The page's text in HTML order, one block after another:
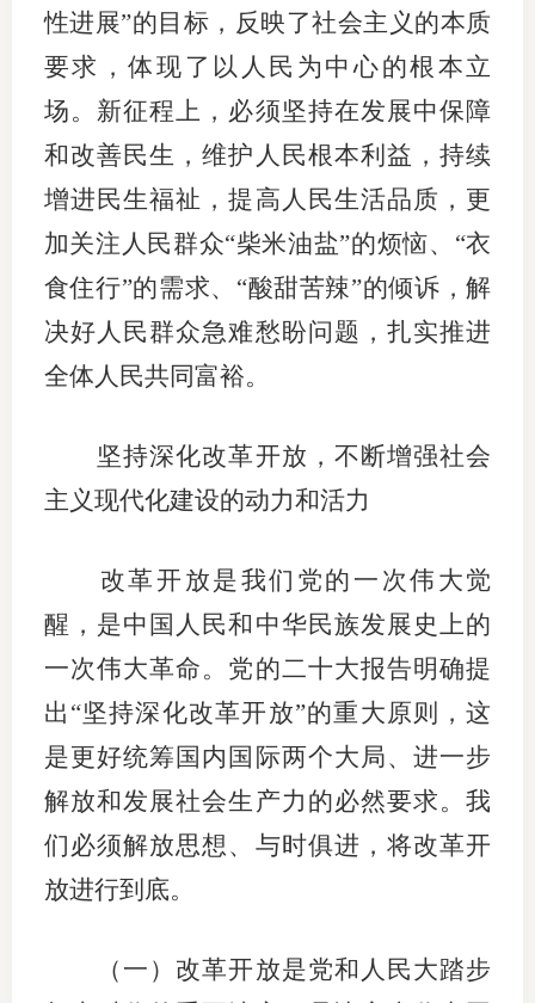
性进展”的目标，反映了社会主义的本质
要求，体现了以人民为中心的根本立
场。新征程上，必须坚持在发展中保障
和改善民生，维护人民根本利益，持续
增进民生福祉，提高人民生活品质，更
加关注人民群众“柴米油盐”的烦恼、“衣
食住行”的需求、“酸甜苦辣”的倾诉，解
决好人民群众急难愁盼问题，扎实推进
全体人民共同富裕。
坚持深化改革开放，不断增强社会
主义现代化建设的动力和活力
改革开放是我们党的一次伟大觉
醒，是中国人民和中华民族发展史上的
一次伟大革命。党的二十大报告明确提
出“坚持深化改革开放”的重大原则，这
是更好统筹国内国际两个大局、进一步
解放和发展社会生产力的必然要求。我
们必须解放思想、与时俱进，将改革开
放进行到底。
（一）改革开放是党和人民大踏步